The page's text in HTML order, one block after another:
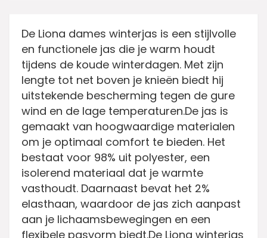
De Liona dames winterjas is een stijlvolle
en functionele jas die je warm houdt
tijdens de koude winterdagen. Met zijn
lengte tot net boven je knieën biedt hij
uitstekende bescherming tegen de gure
wind en de lage temperaturen.De jas is
gemaakt van hoogwaardige materialen
om je optimaal comfort te bieden. Het
bestaat voor 98% uit polyester, een
isolerend materiaal dat je warmte
vasthoudt. Daarnaast bevat het 2%
elasthaan, waardoor de jas zich aanpast
aan je lichaamsbewegingen en een
flexibele pasvorm biedt.De Liona winterjas